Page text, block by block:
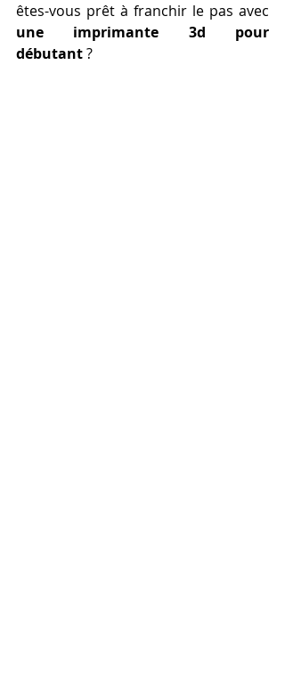
une imprimante 3d pour
débutant ?